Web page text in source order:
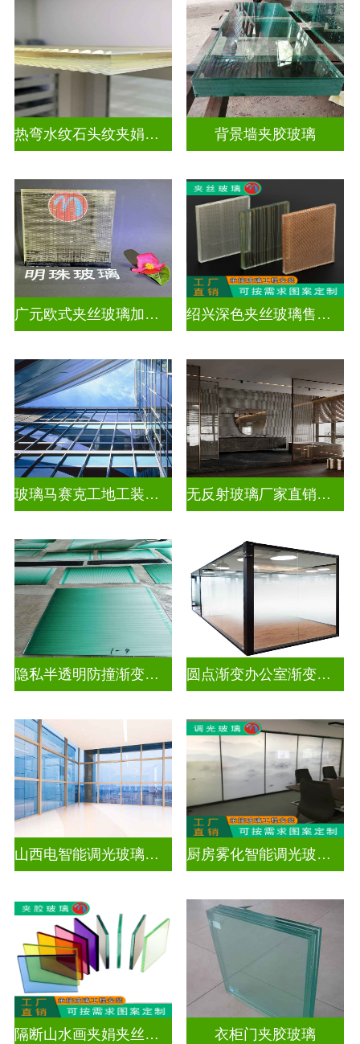
热弯水纹石头纹夹娟夹丝玻璃 背景墙夹胶玻璃
广元欧式夹丝玻璃加工店 绍兴深色夹丝玻璃售价多少
玻璃马赛克工地工装装饰玻璃 无反射玻璃厂家直销批发
隐私半透明防撞渐变装饰玻璃 圆点渐变办公室渐变玻璃
山西电智能调光玻璃厂家地址 厨房雾化智能调光玻璃有用吗
隔断山水画夹娟夹丝玻璃 衣柜门夹胶玻璃